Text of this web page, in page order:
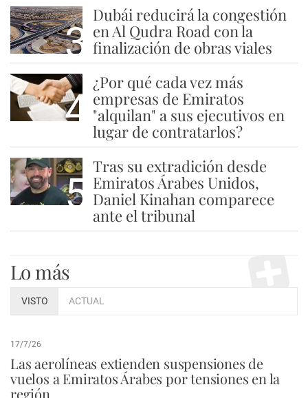
3
Dubái reducirá la congestión
en Al Qudra Road con la
finalización de obras viales
4
¿Por qué cada vez más
empresas de Emiratos
"alquilan" a sus ejecutivos en
lugar de contratarlos?
5
Tras su extradición desde
Emiratos Árabes Unidos,
Daniel Kinahan comparece
ante el tribunal
Lo más
VISTO ACTUAL
17/7/26
Las aerolíneas extienden suspensiones de
vuelos a Emiratos Árabes por tensiones en la
región